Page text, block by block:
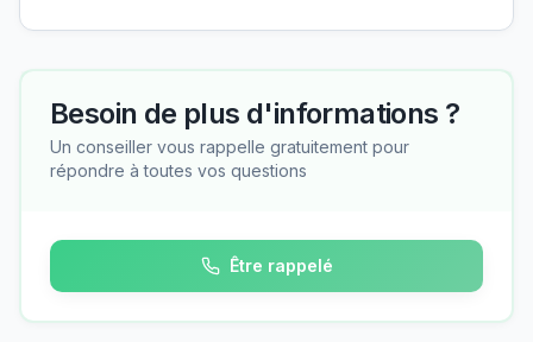
Besoin de plus d'informations ?
Un conseiller vous rappelle gratuitement pour
répondre à toutes vos questions
Être rappelé